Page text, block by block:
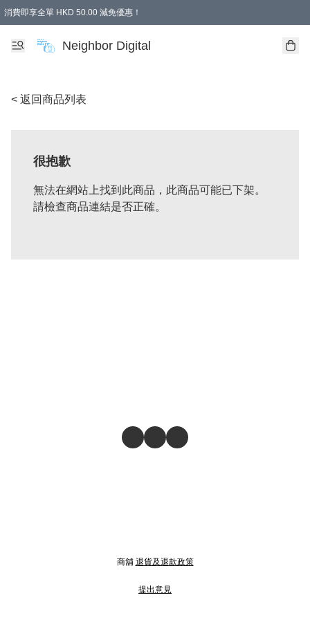
消費即享全單 HKD 50.00 減免優惠！
Neighbor Digital
< 返回商品列表
很抱歉
無法在網站上找到此商品，此商品可能已下架。
請檢查商品連結是否正確。
商舖 退貨及退款政策
提出意見